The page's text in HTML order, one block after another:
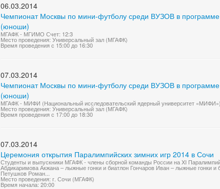
06.03.2014
Чемпионат Москвы по мини-футболу среди ВУЗОВ в программе
(юноши)
МГАФК - МГИМО Счет: 12:3
Место проведения: Универсальный зал (МГАФК)
Время проведения с 15:00 до 16:30
07.03.2014
Чемпионат Москвы по мини-футболу среди ВУЗОВ в программе
(юноши)
МГАФК - МИФИ (Национальный исследовательский ядерный университет
Место проведения: Универсальный зал (МГАФК)
Время проведения с 17:00 до 18:30
07.03.2014
Церемония открытия Паралимпийских зимних игр 2014 в Сочи
Студенты и выпускники МГАФК - члены сборной команды России на XI
Абдикаримова Акжана – лыжные гонки и биатлон Гончаров Иван – лыжные гонки и
Петушков Роман...
Место проведения: г. Сочи (МГАФК)
Время начала: 20:00